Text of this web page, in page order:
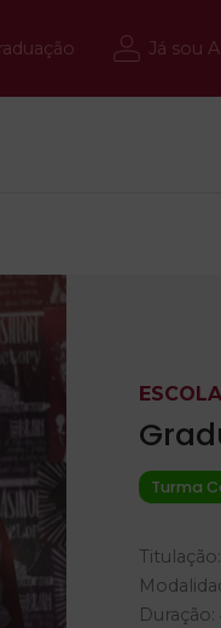
Já sou
Turma
Titulação:
Duração: